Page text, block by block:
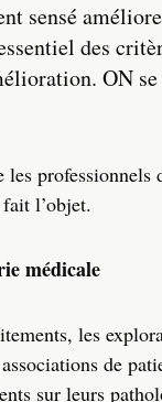
sensé
des
ON
professionnels
l’objet.
médicale
les
de
sur leurs